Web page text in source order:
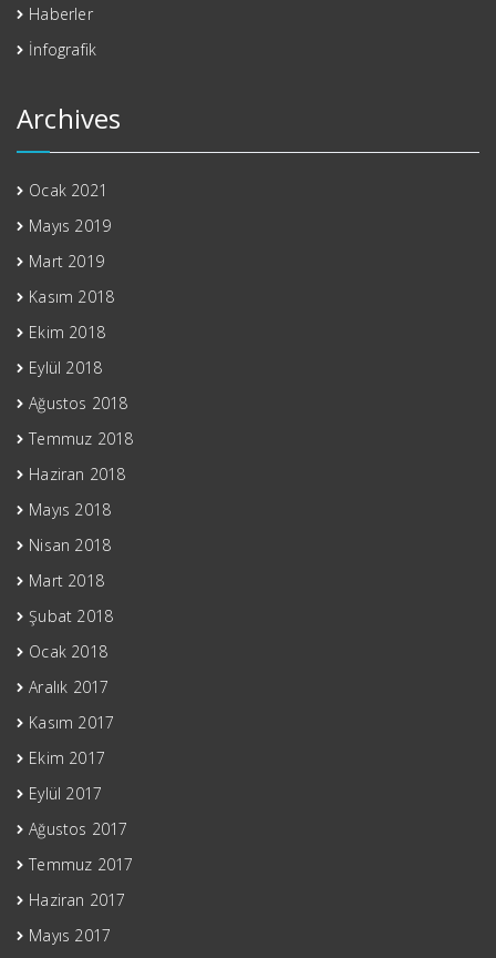
Haberler
İnfografik
Archives
Ocak 2021
Mayıs 2019
Mart 2019
Kasım 2018
Ekim 2018
Eylül 2018
Ağustos 2018
Temmuz 2018
Haziran 2018
Mayıs 2018
Nisan 2018
Mart 2018
Şubat 2018
Ocak 2018
Aralık 2017
Kasım 2017
Ekim 2017
Eylül 2017
Ağustos 2017
Temmuz 2017
Haziran 2017
Mayıs 2017